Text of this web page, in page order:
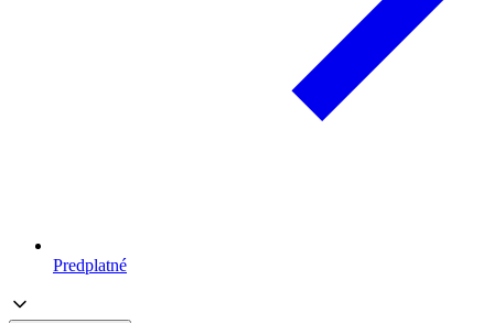
Predplatné